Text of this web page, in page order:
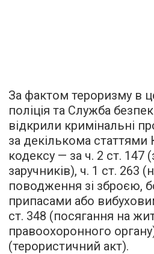
За фактом тероризму в
поліція та Служба
відкрили кримінальні
за декількома статтями
кодексу — за ч. 2 ст. 147
заручників), ч. 1 ст. 263
поводження зі зброєю,
припасами або
ст. 348 (посягання на
правоохоронного
(терористичний акт).